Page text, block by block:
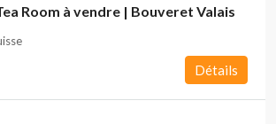
Room à vendre | Bouveret Valais
Détails